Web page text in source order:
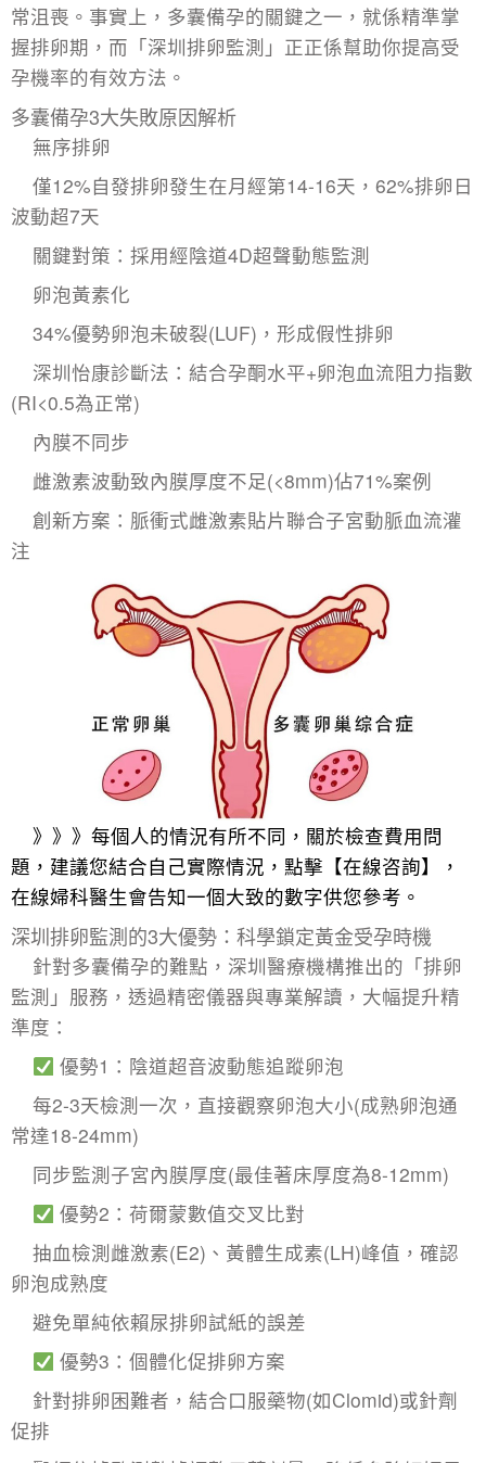
常沮喪。事實上，多囊備孕的關鍵之一，就係精準掌
握排卵期，而「深圳排卵監測 」正正係幫助你提高受
孕機率的有效方法。
多囊備孕3大失敗原因解析
無序排卵
僅12%自發排卵發生在月經第14-16天，62%排卵日
波動超7天
關鍵對策：採用經陰道4D超聲動態監測
卵泡黃素化
34%優勢卵泡未破裂(LUF)，形成假性排卵
深圳怡康診斷法：結合孕酮水平+卵泡血流阻力指數
(RI<0.5為正常)
內膜不同步
雌激素波動致內膜厚度不足(<8mm)佔71%案例
創新方案：脈衝式雌激素貼片聯合子宮動脈血流灌
注
》》》每個人的情況有所不同，關於檢查費用問
題，建議您結合自己實際情況，點擊【在線咨詢】，
在線婦科醫生會告知一個大致的數字供您參考。
深圳排卵監測的3大優勢：科學鎖定黃金受孕時機
針對多囊備孕的難點，深圳醫療機構推出的「排卵
監測」服務，透過精密儀器與專業解讀，大幅提升精
準度：
優勢1：陰道超音波動態追蹤卵泡
每2-3天檢測一次，直接觀察卵泡大小(成熟卵泡通
常達18-24mm)
同步監測子宮內膜厚度(最佳著床厚度為8-12mm)
優勢2：荷爾蒙數值交叉比對
抽血檢測雌激素(E2)、黃體生成素(LH)峰值，確認
卵泡成熟度
避免單純依賴尿排卵試紙的誤差
優勢3：個體化促排卵方案
針對排卵困難者，結合口服藥物(如Clomid)或針劑
促排